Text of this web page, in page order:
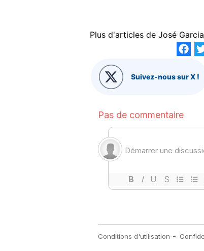
Plus d'articles de José Garcia
Suivez-nous sur X !